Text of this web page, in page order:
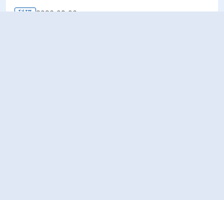
科研 2026-08-06